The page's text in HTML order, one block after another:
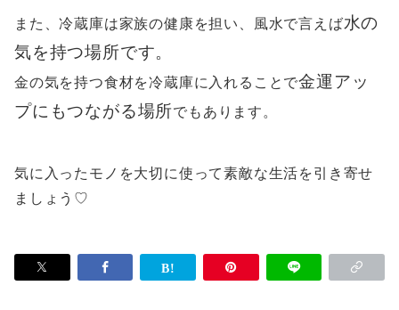
また、冷蔵庫は家族の健康を担い、風水で言えば水の
気を持つ場所です。
金の気を持つ食材を冷蔵庫に入れることで金運アッ
プにもつながる場所でもあります。
気に入ったモノを大切に使って素敵な生活を引き寄せ
ましょう♡